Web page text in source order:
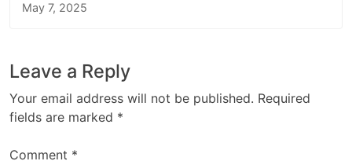
May 7, 2025
Leave a Reply
Your email address will not be published. Required
fields are marked *
Comment *